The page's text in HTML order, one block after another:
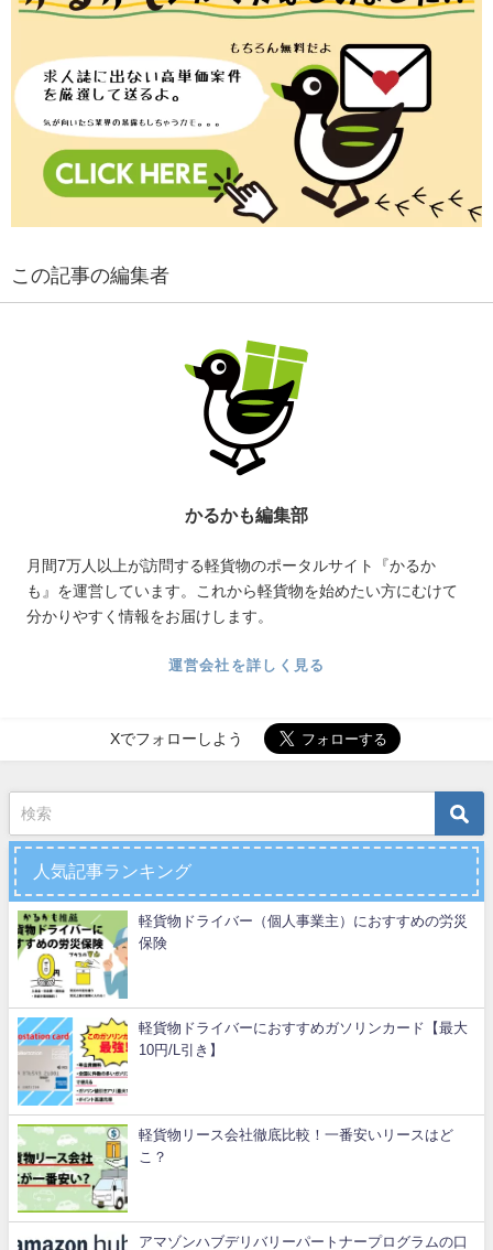
この記事の編集者
かるかも編集部
月間7万人以上が訪問する軽貨物のポータルサイト『かるか
も』を運営しています。これから軽貨物を始めたい方にむけて
分かりやすく情報をお届けします。
運営会社を詳しく見る
Xでフォローしよう
人気記事ランキング
軽貨物ドライバー（個人事業主）におすすめの労災
保険
軽貨物ドライバーにおすすめガソリンカード【最大
10円/L引き】
軽貨物リース会社徹底比較！一番安いリースはど
こ？
アマゾンハブデリバリーパートナープログラムの口